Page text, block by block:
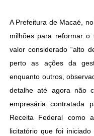
A Prefeitura de Macaé,
milhões para reformar o
valor considerado “alto
perto as ações da
enquanto outros,
detalhe até agora não
empresária contratada
Receita Federal como
licitatório que foi